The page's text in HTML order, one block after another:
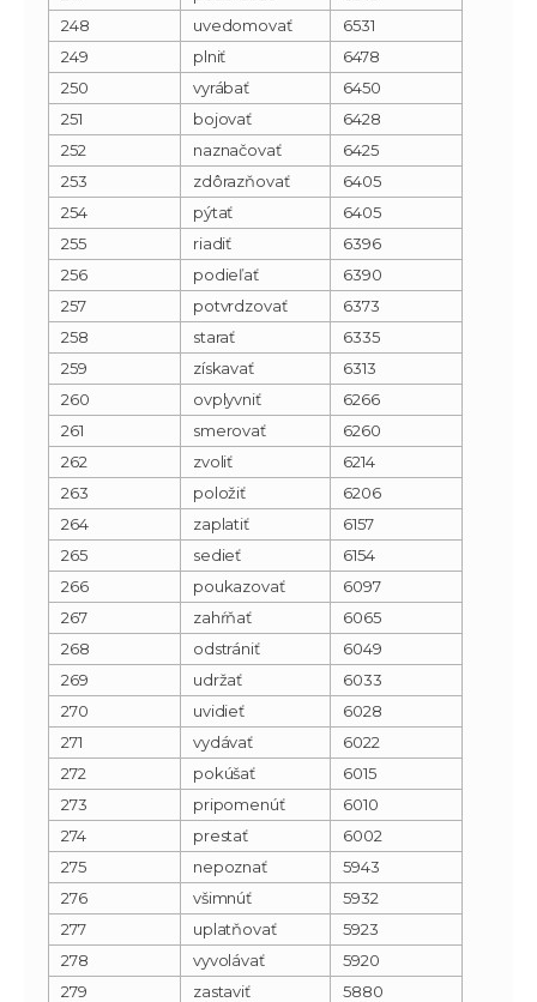
248
uvedomovať
6531
249
plniť
6478
250
vyrábať
6450
251
bojovať
6428
252
naznačovať
6425
253
zdôrazňovať
6405
254
pýtať
6405
255
riadiť
6396
256
podieľať
6390
257
potvrdzovať
6373
258
starať
6335
259
získavať
6313
260
ovplyvniť
6266
261
smerovať
6260
262
zvoliť
6214
263
položiť
6206
264
zaplatiť
6157
265
sedieť
6154
266
poukazovať
6097
267
zahŕňať
6065
268
odstrániť
6049
269
udržať
6033
270
uvidieť
6028
271
vydávať
6022
272
pokúšať
6015
273
pripomenúť
6010
274
prestať
6002
275
nepoznať
5943
276
všimnúť
5932
277
uplatňovať
5923
278
vyvolávať
5920
279
zastaviť
5880